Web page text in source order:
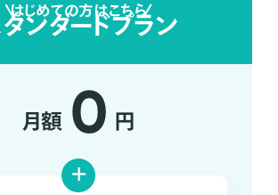
はじめての方はこちら
ンダードプラン
月額 0 円
+